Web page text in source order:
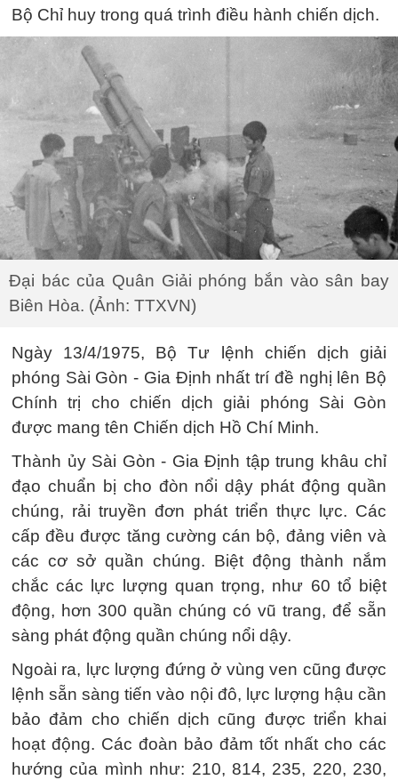
Bộ Chỉ huy trong quá trình điều hành chiến dịch.
Đại bác của Quân Giải phóng bắn vào sân bay
Biên Hòa. (Ảnh: TTXVN)
Ngày 13/4/1975, Bộ Tư lệnh chiến dịch giải
phóng Sài Gòn - Gia Định nhất trí đề nghị lên Bộ
Chính trị cho chiến dịch giải phóng Sài Gòn
được mang tên Chiến dịch Hồ Chí Minh.
Thành ủy Sài Gòn - Gia Định tập trung khâu chỉ
đạo chuẩn bị cho đòn nổi dậy phát động quần
chúng, rải truyền đơn phát triển thực lực. Các
cấp đều được tăng cường cán bộ, đảng viên và
các cơ sở quần chúng. Biệt động thành nắm
chắc các lực lượng quan trọng, như 60 tổ biệt
động, hơn 300 quần chúng có vũ trang, để sẵn
sàng phát động quần chúng nổi dậy.
Ngoài ra, lực lượng đứng ở vùng ven cũng được
lệnh sẵn sàng tiến vào nội đô, lực lượng hậu cần
bảo đảm cho chiến dịch cũng được triển khai
hoạt động. Các đoàn bảo đảm tốt nhất cho các
hướng của mình như: 210, 814, 235, 220, 230,